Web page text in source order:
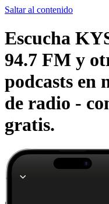
Saltar al contenido
Escucha
94.7 FM y
podcasts en
de radio -
gratis.